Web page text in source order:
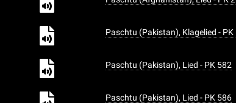
Paschtu (Pakistan), Klagelied - PK
Paschtu (Pakistan), Lied - PK 582
Paschtu (Pakistan), Lied - PK 586